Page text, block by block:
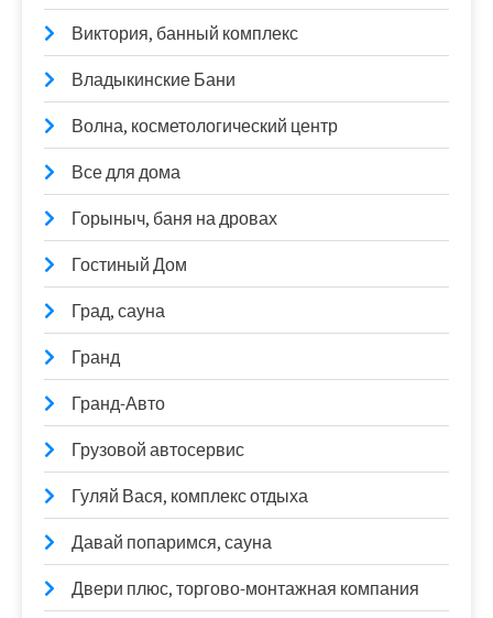
Виктория, банный комплекс
Владыкинские Бани
Волна, косметологический центр
Все для дома
Горыныч, баня на дровах
Гостиный Дом
Град, сауна
Гранд
Гранд-Авто
Грузовой автосервис
Гуляй Вася, комплекс отдыха
Давай попаримся, сауна
Двери плюс, торгово-монтажная компания